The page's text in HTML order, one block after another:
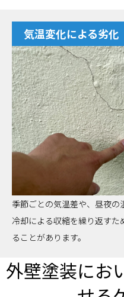
気温変化による劣化
季節ごとの気温差や、昼夜
冷却による収縮を繰り返す
ることがあります。
外壁塗装にお